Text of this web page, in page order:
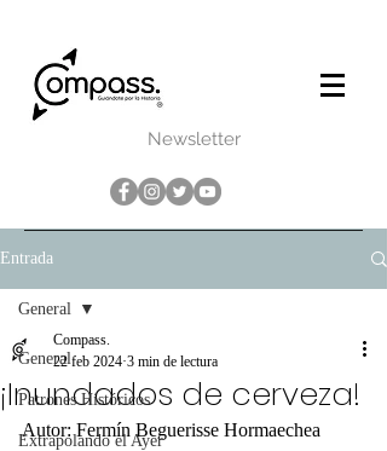
Newsletter
Entrada
General
Patrones Históricos
Extrapolando el Ayer
General
¡Inundados de cerveza!
Compass.
22 feb 2024 3 min de lectura
Autor: Fermín Beguerisse Hormaechea